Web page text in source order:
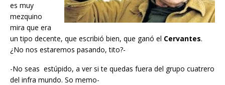
es muy
mezquino
mira que era
un tipo decente, que escribió bien, que ganó el Cervantes.
¿No nos estaremos pasando, tito?-
-No seas estúpido, a ver si te quedas fuera del grupo cuatrero
del infra mundo. So memo-